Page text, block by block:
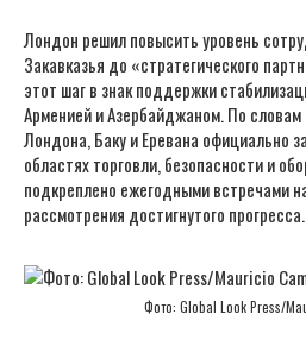
Лондон решил повысить уровень
Закавказья до «стратегического
этот шаг в знак поддержки
Арменией и Азербайджаном. По
Лондона, Баку и Еревана официально
областях торговли, безопасности и
подкреплено ежегодными встречами
рассмотрения достигнутого прогресса.
Фото: Global Look Press/